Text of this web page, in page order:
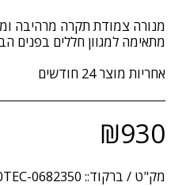
אחריות מוצר 24 חודשים
₪930
מק"ט / ברקוד:: 0682350